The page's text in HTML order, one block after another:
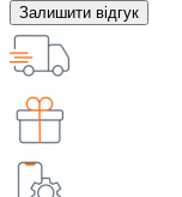
Залишити відгук